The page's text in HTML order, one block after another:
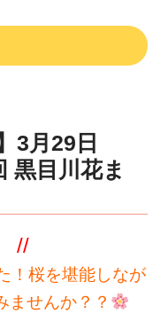
3月29日
黒目川花ま
//
！桜を堪能しなが
ませんか？？